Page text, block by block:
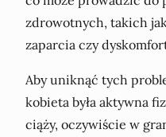
zdrowotnych, takich
zaparcia czy
Aby uniknąć tych
kobieta była aktywna
ciąży, oczywiście w